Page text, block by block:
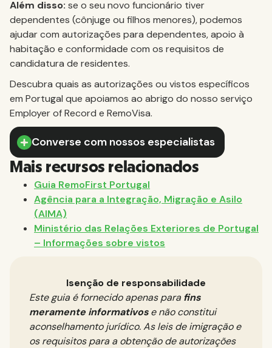
Além disso: se o seu novo funcionário tiver
dependentes (cônjuge ou filhos menores), podemos
ajudar com autorizações para dependentes, apoio à
habitação e conformidade com os requisitos de
candidatura de residentes.
Descubra quais as autorizações ou vistos específicos
em Portugal que apoiamos ao abrigo do nosso serviço
Employer of Record e RemoVisa.
Converse com nossos especialistas
Mais recursos relacionados
Guia RemoFirst Portugal
Agência para a Integração, Migração e Asilo
(AIMA)
Ministério das Relações Exteriores de Portugal
– Informações sobre vistos
Isenção de responsabilidade
Este guia é fornecido apenas para fins
meramente informativose não constitui
aconselhamento jurídico. As leis de imigração e
os requisitos para a obtenção de autorizações